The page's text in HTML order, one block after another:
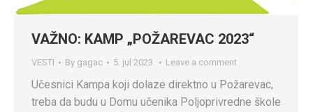
VAŽNO: KAMP „POŽAREVAC 2023“
VESTI By gagac 5. jul 2023. Leave a comment
Učesnici Kampa koji dolaze direktno u Požarevac,
treba da budu u Domu učenika Poljoprivredne škole